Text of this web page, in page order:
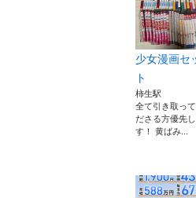
少女漫画セ
ト
柿生駅
全て引き取って
ださる方優先し
す！ 黄ばみ...